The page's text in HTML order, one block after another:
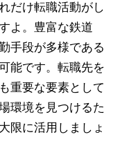
だけ転職活動がし
よ。豊富な鉄道
手段が多様である
能です。転職先を
重要な要素として
環境を見つけるた
限に活用しましょ